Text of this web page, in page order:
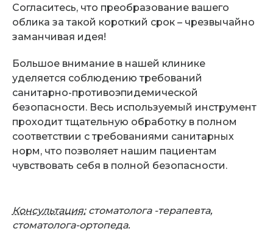
Согласитесь, что преобразование вашего
облика за такой короткий срок – чрезвычайно
заманчивая идея!
Большое внимание в нашей клинике
уделяется соблюдению требований
санитарно-противоэпидемической
безопасности. Весь используемый инструмент
проходит тщательную обработку в полном
соответствии с требованиями санитарных
норм, что позволяет нашим пациентам
чувствовать себя в полной безопасности.
Консультация: стоматолога -терапевта,
стоматолога-ортопеда.